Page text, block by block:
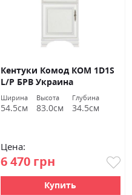
Кентуки Комод КОМ 1D1S
L/P БРВ Украина
Ширина
54.5см
Высота
83.0см
Глубина
34.5см
Цена:
6 470 грн
Купить